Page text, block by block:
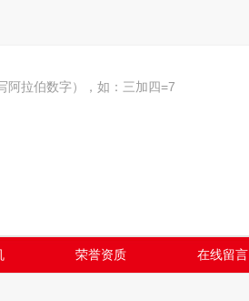
阿拉伯数字），如：三加四=7
荣誉资质 在线留言